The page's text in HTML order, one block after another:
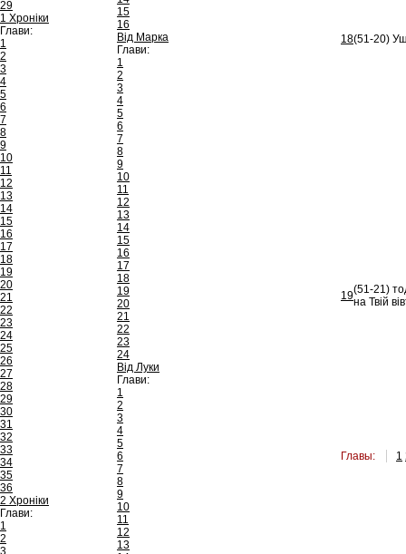
29
1 Хроніки
Глави:
1
2
3
4
5
6
7
8
9
10
11
12
13
14
15
16
17
18
19
20
21
22
23
24
25
26
27
28
29
30
31
32
33
34
35
36
2 Хроніки
Глави:
1
2
3
15
16
Від Марка
Глави:
1
2
3
4
5
6
7
8
9
10
11
12
13
14
15
16
17
18
19
20
21
22
23
24
Від Луки
Глави:
1
2
3
4
5
6
7
8
9
10
11
12
13
18(51-20)
19(51-21)
на Твій
Главы: 1